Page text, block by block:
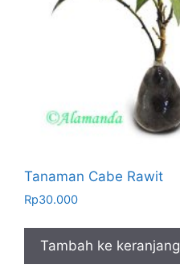
Tanaman Cabe Rawit
Rp30.000
Tambah ke keranjang